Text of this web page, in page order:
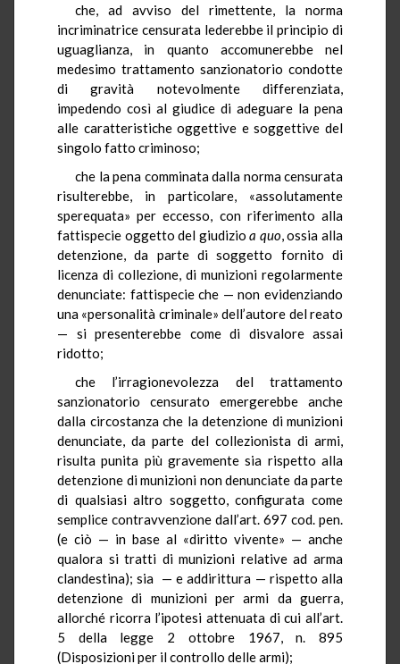
che, ad avviso del rimettente, la norma
incriminatrice censurata lederebbe il principio di
uguaglianza, in quanto accomunerebbe nel
medesimo trattamento sanzionatorio condotte
di gravità notevolmente differenziata,
impedendo così al giudice di adeguare la pena
alle caratteristiche oggettive e soggettive del
singolo fatto criminoso;
che la pena comminata dalla norma censurata
risulterebbe, in particolare, «assolutamente
sperequata» per eccesso, con riferimento alla
fattispecie oggetto del giudizioa quo, ossia alla
detenzione, da parte di soggetto fornito di
licenza di collezione, di munizioni regolarmente
denunciate: fattispecie che — non evidenziando
una «personalità criminale» dell’autore del reato
— si presenterebbe come di disvalore assai
ridotto;
che l’irragionevolezza del trattamento
sanzionatorio censurato emergerebbe anche
dalla circostanza che la detenzione di munizioni
denunciate, da parte del collezionista di armi,
risulta punita più gravemente sia rispetto alla
detenzione di munizioni non denunciate da parte
di qualsiasi altro soggetto, configurata come
semplice contravvenzione dall’art. 697 cod. pen.
(e ciò — in base al «diritto vivente» — anche
qualora si tratti di munizioni relative ad arma
clandestina); sia — e addirittura — rispetto alla
detenzione di munizioni per armi da guerra,
allorché ricorra l’ipotesi attenuata di cui all’art.
5 della legge 2 ottobre 1967, n. 895
(Disposizioni per il controllo delle armi);